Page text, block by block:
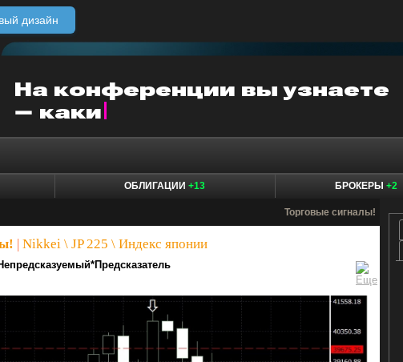
дизайн
ОБЛИГАЦИИ +13 БРОКЕРЫ +2
Торговые сигналы!
Nikkei \ JP 225 \ Индекс японии